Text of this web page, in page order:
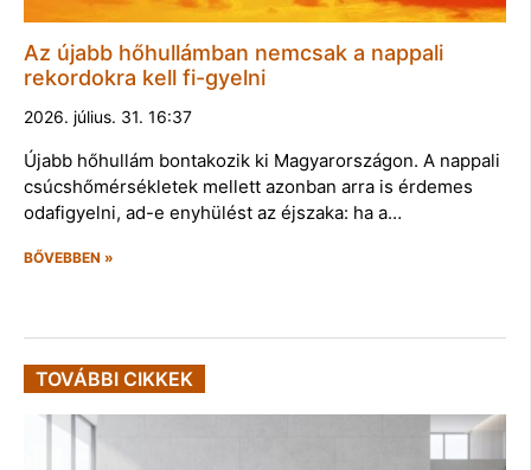
Az újabb hőhullámban nemcsak a nappali
rekordokra kell fi-gyelni
2026. július. 31. 16:37
Újabb hőhullám bontakozik ki Magyarországon. A nappali
csúcshőmérsékletek mellett azonban arra is érdemes
odafigyelni, ad-e enyhülést az éjszaka: ha a…
BŐVEBBEN »
TOVÁBBI CIKKEK